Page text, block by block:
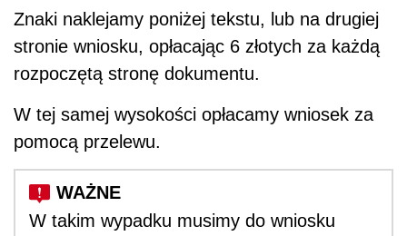
Znaki naklejamy poniżej tekstu, lub na drugiej
stronie wniosku, opłacając 6 złotych za każdą
rozpoczętą stronę dokumentu.
W tej samej wysokości opłacamy wniosek za
pomocą przelewu.
W takim wypadku musimy do wniosku